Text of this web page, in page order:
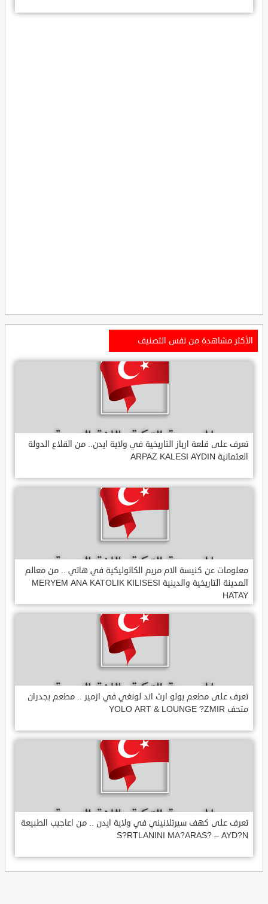
الأكثر مشاهدة من نفس التصنيف
تعرف على قلعة ارباز التاريخية في ولاية ايدن.. من القلاع الدولة
العثمانية ARPAZ KALESI AYDIN
معلومات عن كنيسة الام مريم الكاثوليكية في هاتي .. من معالم
المدينة التاريخية والدينية MERYEM ANA KATOLIK KILISESI
HATAY
تعرف على مطعم يولو ارت اند لونغي في ازمير .. مطعم بجدران
متحف YOLO ART & LOUNGE ?ZMIR
تعرف على كهف سيرتلانيني في ولاية ايدن .. من اعاجيب الطبيعة
S?RTLANINI MA?ARAS? – AYD?N